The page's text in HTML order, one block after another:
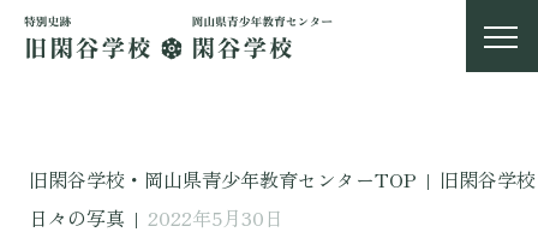
旧閑谷学校・岡山県青少年教育センターTOP | 旧閑谷学校
日々の写真 | 2022年5月30日